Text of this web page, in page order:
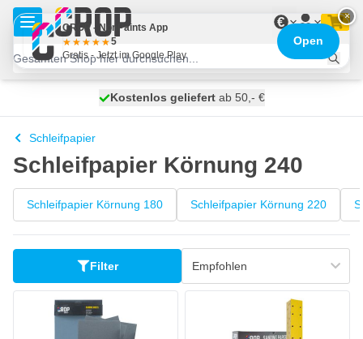
Zum Inhalt springen
€
heute versendet
Kostenlos geliefertab 50,- €
100 Tage
Schleifpapier
Schleifpapier Körnung 240
Schleifpapier Körnung 180 Schleifpapier Körnung 220
Filter
×
CROP - NonPaints App
5
Gratis - Jetzt im Google Play
Open